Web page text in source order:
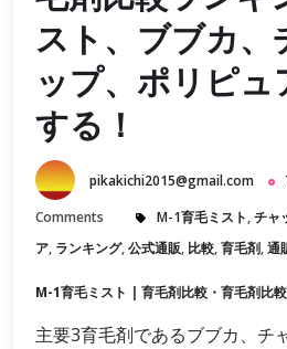
スト、ブブカ、
ップ、ポリピュ
する！
pikakichi2015@gmail.com
Comments
M-1育毛ミスト,チャ
ア, ランキング,公式通販, 比較,育毛剤,通
M-1育毛ミスト | 育毛剤比較・育毛剤比
主要3育毛剤であるブブカ、チ